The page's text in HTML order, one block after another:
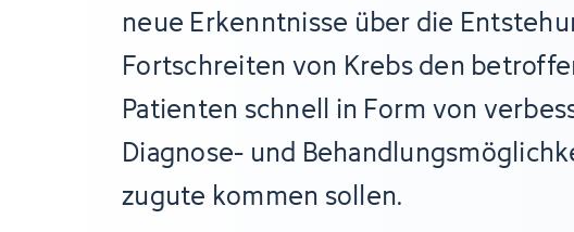
neue Erkenntnisse über die
Fortschreiten von Krebs den
Patienten schnell in Form von
Diagnose- und
zugute kommen sollen.